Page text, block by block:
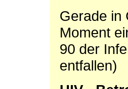
Gerade in
Moment
90 der
entfallen)